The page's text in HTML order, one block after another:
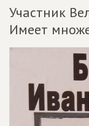
Участник
Имеет